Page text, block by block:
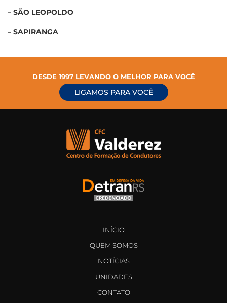
– SÃO LEOPOLDO
– SAPIRANGA
DESDE 1997 LEVANDO O MELHOR PARA VOCÊ
LIGAMOS PARA VOCÊ
INÍCIO
QUEM SOMOS
NOTÍCIAS
UNIDADES
CONTATO